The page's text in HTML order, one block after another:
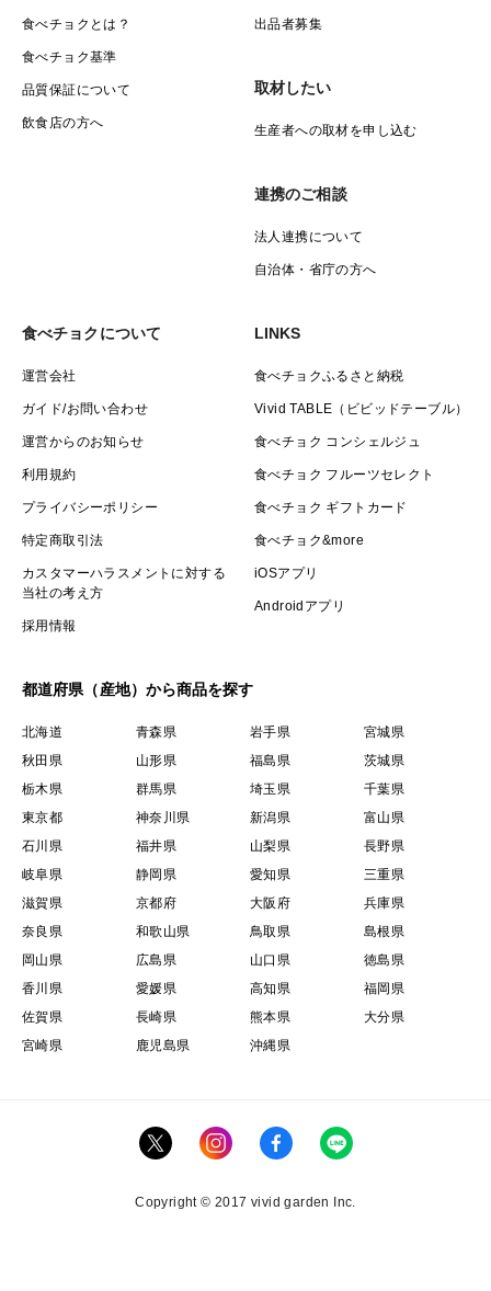
食べチョクとは？
食べチョク基準
品質保証について
飲食店の方へ
出品者募集
取材したい
生産者への取材を申し込む
連携のご相談
法人連携について
自治体・省庁の方へ
食べチョクについて
運営会社
ガイド/お問い合わせ
運営からのお知らせ
利用規約
プライバシーポリシー
特定商取引法
カスタマーハラスメントに対する
当社の考え方
採用情報
LINKS
食べチョクふるさと納税
Vivid TABLE（ビビッドテーブル）
食べチョク コンシェルジュ
食べチョク フルーツセレクト
食べチョク ギフトカード
食べチョク&more
iOSアプリ
Androidアプリ
都道府県（産地）から商品を探す
北海道 青森県 岩手県
宮城県
秋田県
山形県 福島県
茨城県
栃木県
群馬県 埼玉県
千葉県
東京都
神奈川県 新潟県
富山県
石川県
福井県 山梨県
長野県
岐阜県
静岡県 愛知県
三重県
滋賀県
京都府 大阪府
兵庫県
奈良県
和歌山県 鳥取県
島根県
岡山県
広島県 山口県
徳島県
香川県
愛媛県 高知県
福岡県
佐賀県
長崎県 熊本県
大分県
宮崎県
鹿児島県 沖縄県
Copyright © 2017 vivid garden Inc.